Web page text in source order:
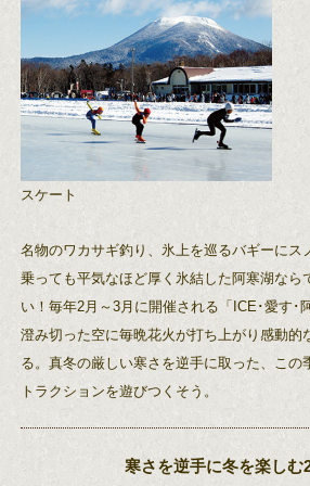
スケート
名物のワカサギ釣り、氷上を巡るバギーにス
乗っても平気なほど厚く氷結した阿寒湖なら
い！毎年2月～3月に開催される「ICE･愛す･
澄み切った空に毎晩花火が打ち上がり感動的
る。真冬の厳しい寒さを逆手に取った、この
トラクションを遊びつくそう。
寒さを逆手に冬を楽しむ